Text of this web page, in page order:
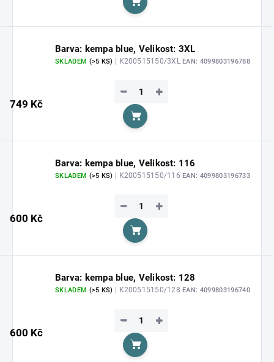
Do košíku
Barva: kempa blue, Velikost: 3XL
SKLADEM (>5 KS) | K200515150/3XLEAN: 4099803196788
749 Kč
+
−
Do košíku
Barva: kempa blue, Velikost: 116
SKLADEM (>5 KS) | K200515150/116EAN: 4099803196733
600 Kč
+
−
Do košíku
Barva: kempa blue, Velikost: 128
SKLADEM (>5 KS) | K200515150/128EAN: 4099803196740
600 Kč
+
−
Do košíku